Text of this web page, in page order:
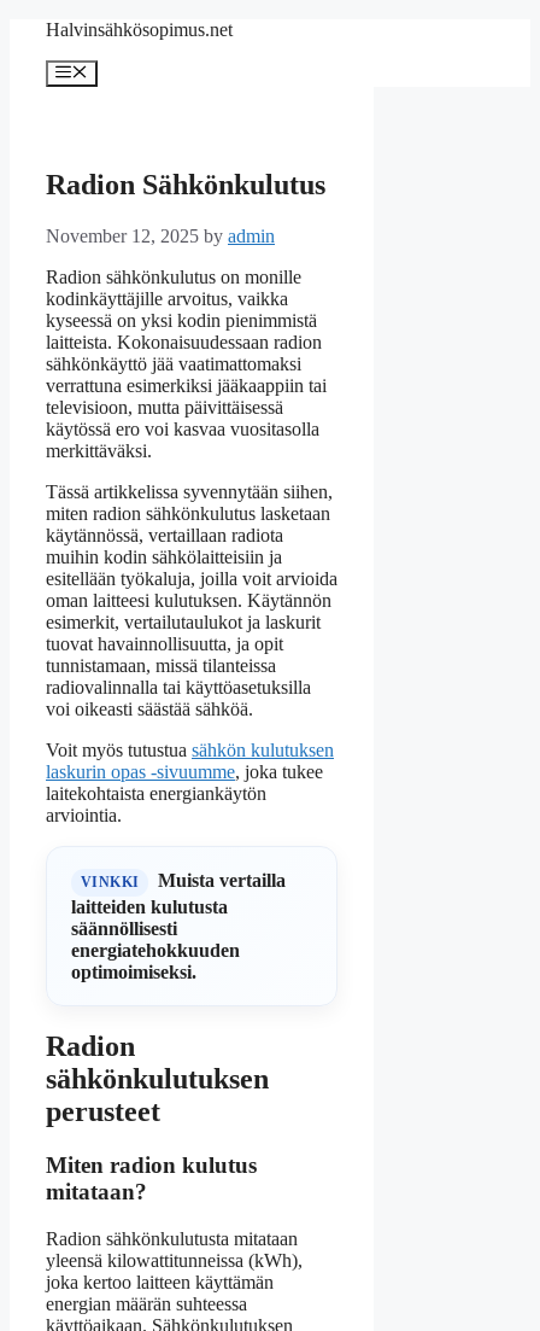
content
Halvinsähkösopimus.net
Menu
Radion Sähkönkulutus
November 12, 2025 by admin
Radion sähkönkulutus on monille
kodinkäyttäjille arvoitus, vaikka
kyseessä on yksi kodin pienimmistä
laitteista. Kokonaisuudessaan radion
sähkönkäyttö jää vaatimattomaksi
verrattuna esimerkiksi jääkaappiin tai
televisioon, mutta päivittäisessä
käytössä ero voi kasvaa vuositasolla
merkittäväksi.
Tässä artikkelissa syvennytään siihen,
miten radion sähkönkulutus lasketaan
käytännössä, vertaillaan radiota
muihin kodin sähkölaitteisiin ja
esitellään työkaluja, joilla voit arvioida
oman laitteesi kulutuksen. Käytännön
esimerkit, vertailutaulukot ja laskurit
tuovat havainnollisuutta, ja opit
tunnistamaan, missä tilanteissa
radiovalinnalla tai käyttöasetuksilla
voi oikeasti säästää sähköä.
Voit myös tutustua sähkön kulutuksen
laskurin opas -sivuumme, joka tukee
laitekohtaista energiankäytön
arviointia.
VINKKI
Muista vertailla
laitteiden kulutusta
säännöllisesti
energiatehokkuuden
optimoimiseksi.
Radion
sähkönkulutuksen
perusteet
Miten radion kulutus
mitataan?
Radion sähkönkulutusta mitataan
yleensä kilowattitunneissa (kWh),
joka kertoo laitteen käyttämän
energian määrän suhteessa
käyttöaikaan. Sähkönkulutuksen